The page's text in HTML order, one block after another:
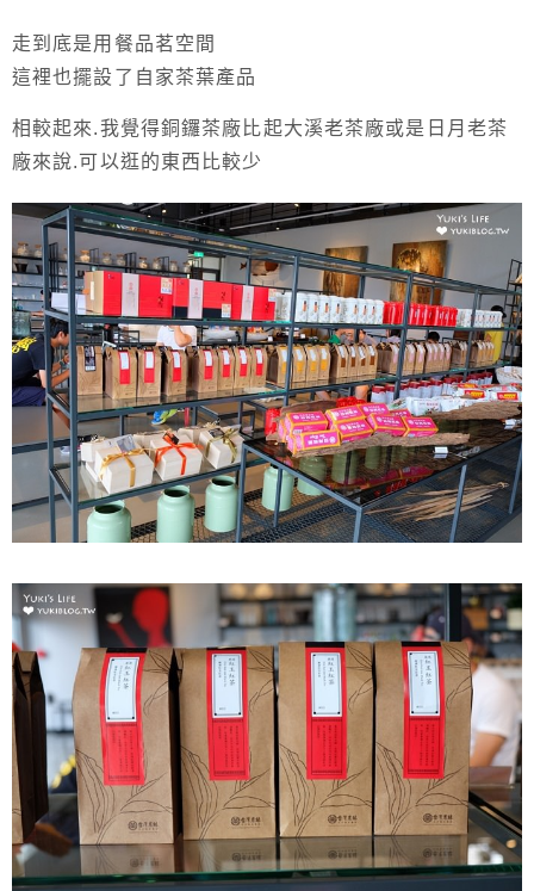
走到底是用餐品茗空間
這裡也擺設了自家茶葉產品
相較起來.我覺得銅鑼茶廠比起大溪老茶廠或是日月老茶
廠來說.可以逛的東西比較少